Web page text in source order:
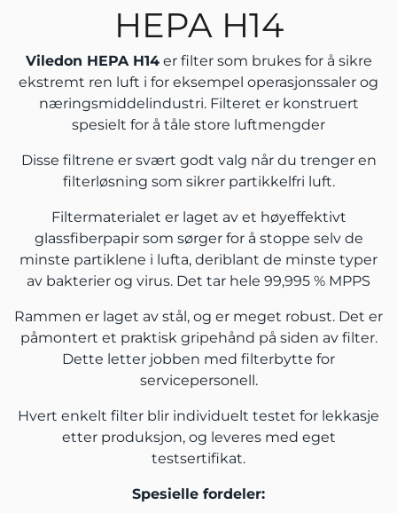
HEPA H14
Viledon HEPA H14er filter som brukes for å sikre
ekstremt ren luft i for eksempel operasjonssaler og
næringsmiddelindustri. Filteret er konstruert
spesielt for å tåle store luftmengder
Disse filtrene er svært godt valg når du trenger en
filterløsning som sikrer partikkelfri luft.
Filtermaterialet er laget av et høyeffektivt
glassfiberpapir som sørger for å stoppe selv de
minste partiklene i lufta, deriblant de minste typer
av bakterier og virus. Det tar hele 99,995 % MPPS
Rammen er laget av stål, og er meget robust. Det er
påmontert et praktisk gripehånd på siden av filter.
Dette letter jobben med filterbytte for
servicepersonell.
Hvert enkelt filter blir individuelt testet for lekkasje
etter produksjon, og leveres med eget
testsertifikat.
Spesielle fordeler: